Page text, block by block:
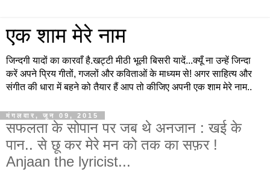
एक शाम मेरे नाम
जिन्दगी यादों का कारवाँ है.खट्टी मीठी भूली बिसरी यादें...क्यूँ ना उन्हें जिन्दा
करें अपने प्रिय गीतों, गजलों और कविताओं के माध्यम से! अगर साहित्य और
संगीत की धारा में बहने को तैयार हैं आप तो कीजिए अपनी एक शाम मेरे नाम..
मंगलवार, जून 09, 2015
सफलता के सोपान पर जब थे अनजान : खई के
पान.. से छू कर मेरे मन को तक का सफ़र !
Anjaan the lyricist...